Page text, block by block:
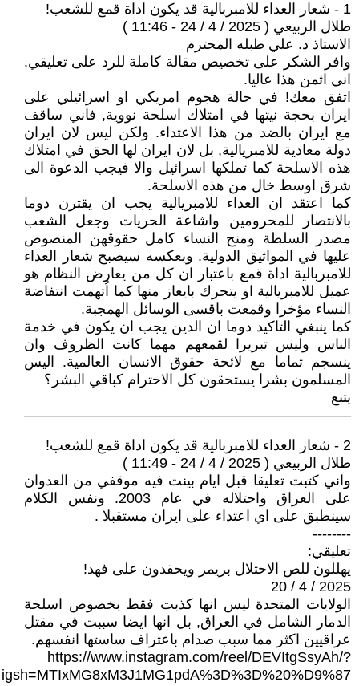
1 - شعار العداء للامبربالية قد يكون اداة قمع للشعب!
طلال الربيعي ( 2025 / 4 / 24 - 11:46 )
الاستاذ د. علي طبله المحترم
وافر الشكر على تخصيص مقالة كاملة للرد على تعليقي.
اني اثمن هذا عاليا.
اتفق معك! في حالة هجوم امريكي او اسرائيلي على
ايران بحجة نيتها في امتلاك اسلحة نووية, فاني ساقف
مع ايران بالضد من هذا الاعتداء. ولكن ليس لان ايران
دولة معادية للامبريالية, بل لان ايران لها الحق في امتلاك
هذه الاسلحة كما تملكها اسرائيل والا فيجب الدعوة الى
شرق اوسط خال من هذه الاسلحة.
كما اعتقد ان العداء للامبريالية يجب ان يقترن دوما
بالانتصار للمحرومين واشاعة الحريات وجعل الشعب
مصدر السلطة ومنح النساء كامل حقوقهن المنصوص
عليها في المواثيق الدولية. وبعكسه سيصبح شعار العداء
للامبربالية اداة قمع باعتبار ان كل من يعارض النظام هو
عميل للامبريالية او يتحرك بايعاز منها كما اُتهمت انتفاضة
النساء مؤخرا وقمعت باقسى الوسائل الهمجبة.
كما ينبغي التاكيد دوما ان الدين يجب ان يكون في خدمة
الناس وليس تبريرا لقمعهم مهما كانت الظروف وان
ينسجم تماما مع لائحة حقوق الانسان العالمية. اليس
المسلمون بشرا يستحقون كل الاحترام كباقي البشر؟
يتبع
2 - شعار العداء للامبربالية قد يكون اداة قمع للشعب!
طلال الربيعي ( 2025 / 4 / 24 - 11:49 )
واني كتبت تعليقا قبل ايام بينت فيه موقفي من العدوان
على العراق واحتلاله في عام 2003. ونفس الكلام
سينطبق على اي اعتداء على ايران مستقبلا .
--------
تعليقي:
يهللون للص الاحتلال بريمر ويحقدون على فهد!
2025 / 4 / 20
الولايات المتحدة ليس انها كذبت فقط بخصوص اسلحة
الدمار الشامل في العراق, بل انها ايضا سببت في مقتل
عراقيين اكثر مما سبب صدام باعتراف ساستها انفسهم.
https://www.instagram.com/reel/DEVItgSsyAh/?
igsh=MTIxMG8xM3J1MG1pdA%3D%3D%20%D9%87